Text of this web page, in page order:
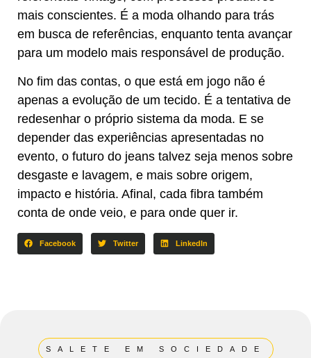
mais conscientes. É a moda olhando para trás
em busca de referências, enquanto tenta avançar
para um modelo mais responsável de produção.
No fim das contas, o que está em jogo não é
apenas a evolução de um tecido. É a tentativa de
redesenhar o próprio sistema da moda. E se
depender das experiências apresentadas no
evento, o futuro do jeans talvez seja menos sobre
desgaste e lavagem, e mais sobre origem,
impacto e história. Afinal, cada fibra também
conta de onde veio, e para onde quer ir.
Facebook Twitter LinkedIn
SALETE EM SOCIEDADE